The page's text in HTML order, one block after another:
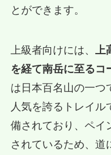
とができます。
上級者向けには、 上
を経て南岳に至るコ
は日本百名山の一つ
人気を誇るトレイル
備されており、ペイ
されているため、道